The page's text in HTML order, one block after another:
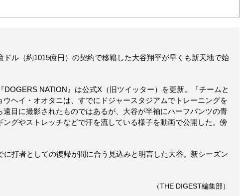
ル（約1015億円）の契約で移籍した大谷翔平が早くも新天地で始
NATION』は公式X（旧ツイッター）を更新。「チームと
ヘイ・オオタニは、すでにドジャースタジアムでトレーニングを
目に撮影されたものではあるが、大谷が半袖にハーフパンツの青
グやストレッチなどで汗を流している様子を動画で公開した。傍
打者としての復帰が間に合う見込みと明言した大谷。新シーズン
（THE DIGEST編集部）